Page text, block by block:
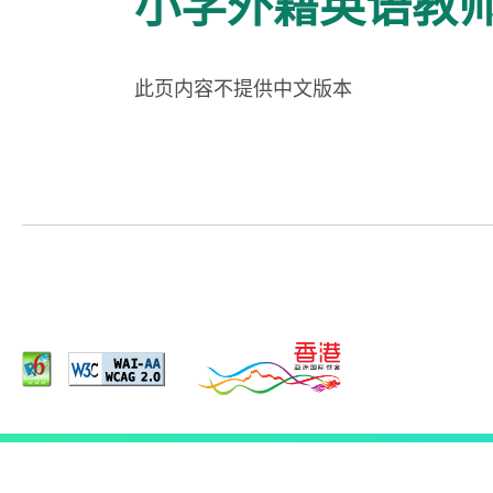
此页内容不提供中文版本